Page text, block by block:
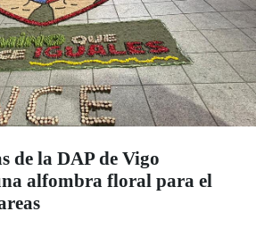
de la DAP de Vigo
alfombra floral para el